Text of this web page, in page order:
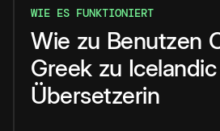
WIE ES FUNKTIONIERT
Wie zu Benutzen
Greek zu Icelandic
Übersetzerin